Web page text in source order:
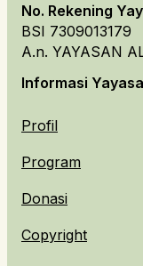
No. Rekening
BSI 7309013179
A.n. YAYASAN
Informasi
Profil
Program
Donasi
Copyright